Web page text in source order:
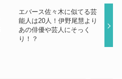
エバース佐々木に似てる芸
能人は20人！伊野尾慧より
あの俳優や芸人にそっく
り！？